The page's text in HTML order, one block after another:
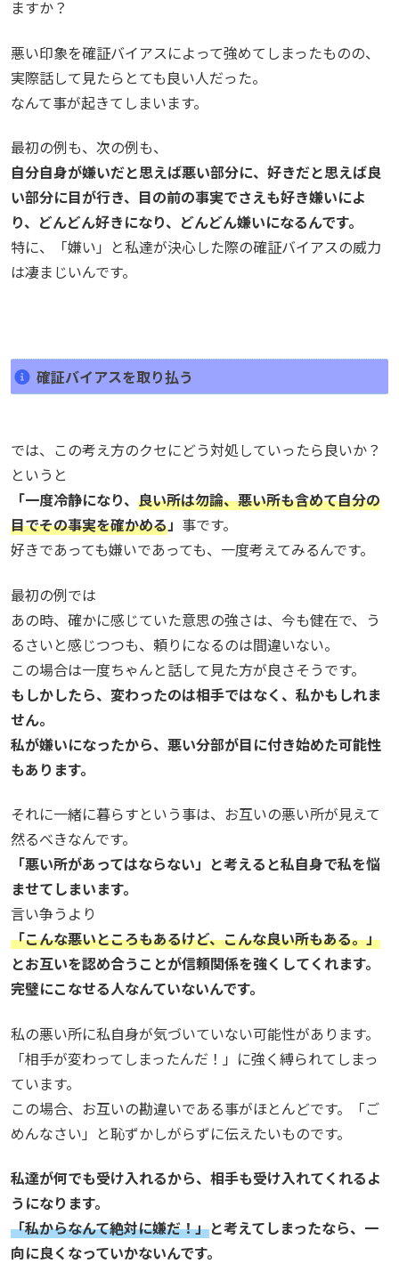
ますか？
悪い印象を確証バイアスによって強めてしまったものの、
実際話して見たらとても良い人だった。
なんて事が起きてしまいます。
最初の例も、次の例も、
自分自身が嫌いだと思えば悪い部分に、好きだと思えば良
い部分に目が行き、目の前の事実でさえも好き嫌いによ
り、どんどん好きになり、どんどん嫌いになるんです。
特に、「嫌い」と私達が決心した際の確証バイアスの威力
は凄まじいんです。
確証バイアスを取り払う
では、この考え方のクセにどう対処していったら良いか？
というと
「一度冷静になり、 良い所は勿論、悪い所も含めて自分の
目でその事実を確かめる」 事です。
好きであっても嫌いであっても、一度考えてみるんです。
最初の例では
あの時、確かに感じていた意思の強さは、今も健在で、う
るさいと感じつつも、頼りになるのは間違いない。
この場合は一度ちゃんと話して見た方が良さそうです。
もしかしたら、変わったのは相手ではなく、私かもしれま
せん。
私が嫌いになったから、悪い分部が目に付き始めた可能性
もあります。
それに一緒に暮らすという事は、お互いの悪い所が見えて
然るべきなんです。
「悪い所があってはならない」と考えると私自身で私を悩
ませてしまいます。
言い争うより
「こんな悪いところもあるけど、こんな良い所もある。」
とお互いを認め合うことが信頼関係を強くしてくれます。
完璧にこなせる人なんていないんです。
私の悪い所に私自身が気づいていない可能性があります。
「相手が変わってしまったんだ！」に強く縛られてしまっ
ています。
この場合、お互いの勘違いである事がほとんどです。「ご
めんなさい」と恥ずかしがらずに伝えたいものです。
私達が何でも受け入れるから、相手も受け入れてくれるよ
うになります。
「私からなんて絶対に嫌だ！」と考えてしまったなら、一
向に良くなっていかないんです。